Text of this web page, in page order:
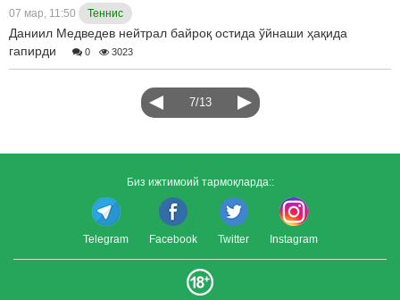
07 мар, 11:50 Теннис
Даниил Медведев нейтрал байроқ остида ўйнаши ҳақида
гапирди
0 3023
7/13
Биз ижтимоий тармоқларда::
Telegram Facebook Twitter Instagram